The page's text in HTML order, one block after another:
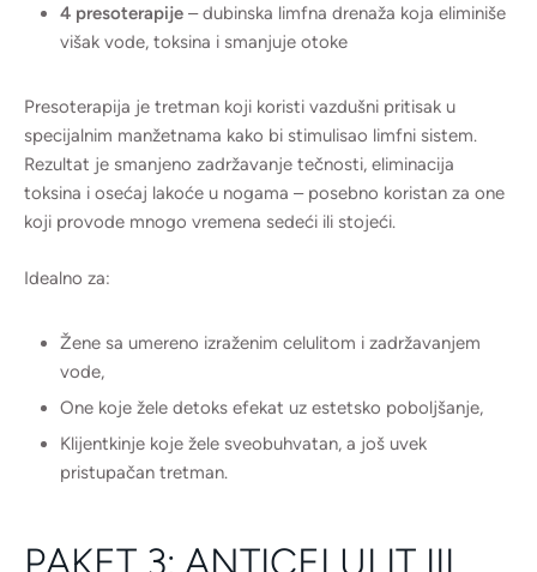
4 presoterapije – dubinska limfna drenaža koja eliminiše
višak vode, toksina i smanjuje otoke
Presoterapija je tretman koji koristi vazdušni pritisak u
specijalnim manžetnama kako bi stimulisao limfni sistem.
Rezultat je smanjeno zadržavanje tečnosti, eliminacija
toksina i osećaj lakoće u nogama – posebno koristan za one
koji provode mnogo vremena sedeći ili stojeći.
Idealno za:
Žene sa umereno izraženim celulitom i zadržavanjem
vode,
One koje žele detoks efekat uz estetsko poboljšanje,
Klijentkinje koje žele sveobuhvatan, a još uvek
pristupačan tretman.
PAKET 3: ANTICELULIT III